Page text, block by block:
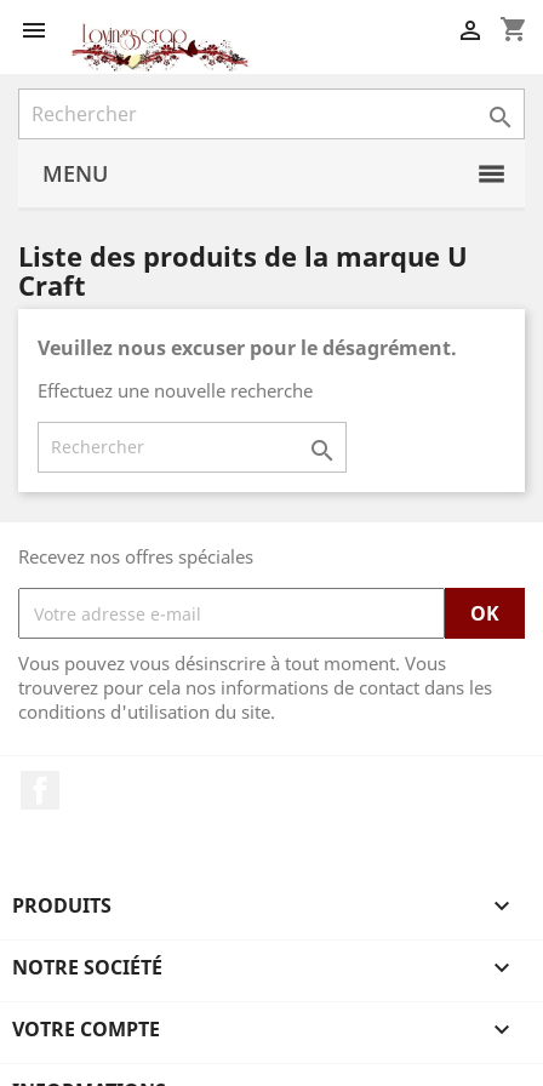
 shopping_cart


MENU
Liste des produits de la marque U
Craft
Veuillez nous excuser pour le désagrément.
Effectuez une nouvelle recherche

Recevez nos offres spéciales
Vous pouvez vous désinscrire à tout moment. Vous
trouverez pour cela nos informations de contact dans les
conditions d'utilisation du site.
PRODUITS 
NOTRE SOCIÉTÉ 
VOTRE COMPTE 